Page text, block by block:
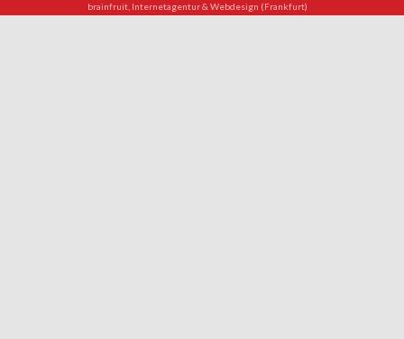
brainfruit, Internetagentur & Webdesign (Frankfurt)